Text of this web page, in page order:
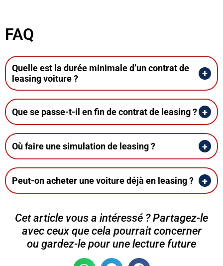
FAQ
Quelle est la durée minimale d’un contrat de
leasing voiture ?
Que se passe-t-il en fin de contrat de leasing ?
Où faire une simulation de leasing ?
Peut-on acheter une voiture déjà en leasing ?
Cet article vous a intéressé ? Partagez-le
avec ceux que cela pourrait concerner
ou gardez-le pour une lecture future